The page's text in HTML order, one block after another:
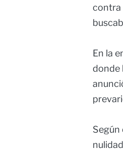
contra
En la
donde
Según